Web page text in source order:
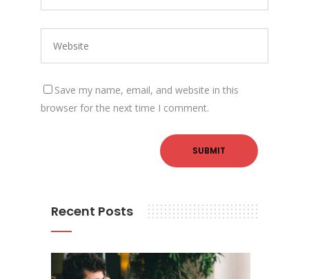
Save my name, email, and website in this
browser for the next time I comment.
Recent Posts